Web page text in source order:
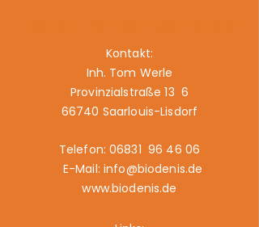
Kontakt:
Inh. Tom Werle
Provinzialstraße 13 6
66740 Saarlouis-Lisdorf
Telefon: 06831 96 46 06
E-Mail: info@biodenis.de
www.biodenis.de